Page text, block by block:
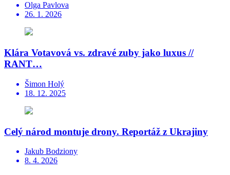
Olga Pavlova
26. 1. 2026
Klára Votavová vs. zdravé zuby jako luxus //
RANT…
Šimon Holý
18. 12. 2025
Celý národ montuje drony. Reportáž z Ukrajiny
Jakub Bodziony
8. 4. 2026